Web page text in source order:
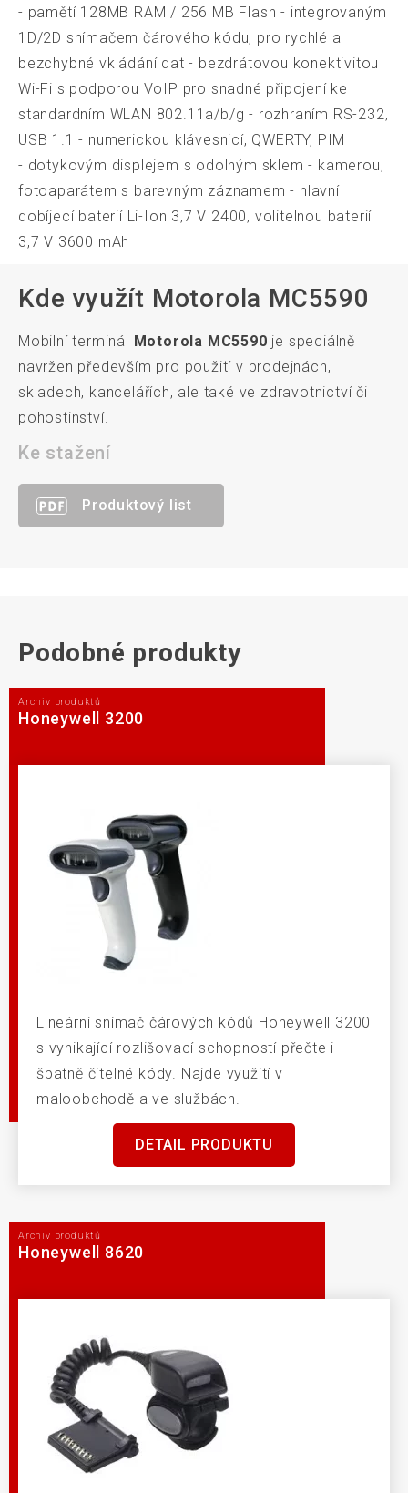
- pamětí 128MB RAM / 256 MB Flash - integrovaným
1D/2D snímačem čárového kódu, pro rychlé a
bezchybné vkládání dat - bezdrátovou konektivitou
Wi-Fi s podporou VoIP pro snadné připojení ke
standardním WLAN 802.11a/b/g - rozhraním RS-232,
USB 1.1 - numerickou klávesnicí, QWERTY, PIM
- dotykovým displejem s odolným sklem - kamerou,
fotoaparátem s barevným záznamem - hlavní
dobíjecí baterií Li-Ion 3,7 V 2400, volitelnou baterií
3,7 V 3600 mAh
Kde využít Motorola MC5590
Mobilní terminál Motorola MC5590 je speciálně
navržen především pro použití v prodejnách,
skladech, kancelářích, ale také ve zdravotnictví či
pohostinství.
Ke stažení
Produktový list
Podobné produkty
Archiv produktů
Honeywell 3200
Lineární snímač čárových kódů Honeywell 3200
s vynikající rozlišovací schopností přečte i
špatně čitelné kódy. Najde využití v
maloobchodě a ve službách.
DETAIL PRODUKTU
Archiv produktů
Honeywell 8620